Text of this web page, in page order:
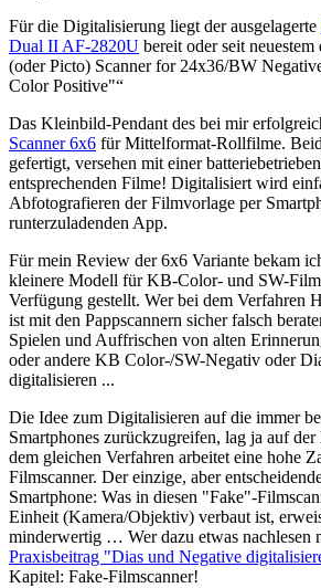
Für die Digitalisierung liegt der ausgelagerte
Dual II AF-2820U bereit oder seit
(oder Picto) Scanner for 24x36/BW
Color Positive"“
Das Kleinbild-Pendant des bei mir
Scanner 6x6 für Mittelformat-Rollfilme.
gefertigt, versehen mit einer
entsprechenden Filme! Digitalisiert wird
Abfotografieren der Filmvorlage per
runterzuladenden App.
Für mein Review der 6x6 Variante bekam
kleinere Modell für KB-Color- und SW-
Verfügung gestellt. Wer bei dem Verfahren
ist mit den Pappscannern sicher falsch
Spielen und Auffrischen von alten
oder andere KB Color-/SW-Negativ oder
digitalisieren ...
Die Idee zum Digitalisieren auf die immer
Smartphones zurückzugreifen, lag ja auf
dem gleichen Verfahren arbeitet eine hohe
Filmscanner. Der einzige, aber
Smartphone: Was in diesen "Fake"-
Einheit (Kamera/Objektiv) verbaut ist,
minderwertig … Wer dazu etwas nachlesen
Praxisbeitrag "Dias und Negative
Kapitel: Fake-Filmscanner!